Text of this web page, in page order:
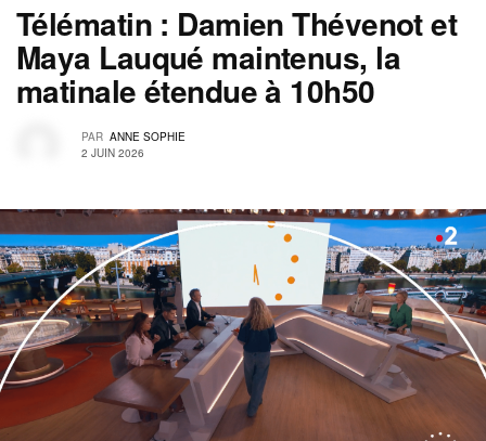
Télématin : Damien Thévenot et
Maya Lauqué maintenus, la
matinale étendue à 10h50
PAR ANNE SOPHIE
2 JUIN 2026